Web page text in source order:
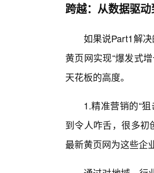
跨越：从数据驱
如果说Part1解
黄页网实现“爆发式
天花板的高度。
1.精准营销的“
到令人咋舌，很多
最新黄页网为这些企